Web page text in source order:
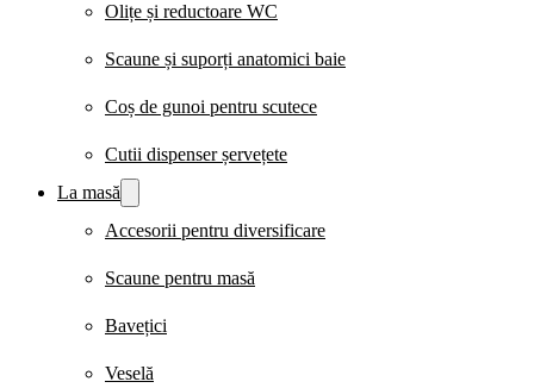
Olițe și reductoare WC
Scaune și suporți anatomici baie
Coș de gunoi pentru scutece
Cutii dispenser șervețete
La masă
Accesorii pentru diversificare
Scaune pentru masă
Bavețici
Veselă